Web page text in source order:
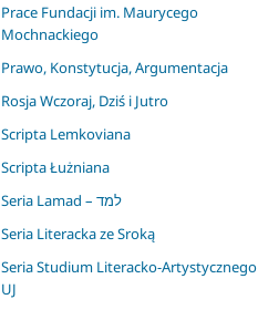
Prace Fundacji im. Maurycego
Mochnackiego
Prawo, Konstytucja, Argumentacja
Rosja Wczoraj, Dziś i Jutro
Scripta Lemkoviana
Scripta Łużniana
Seria Lamad – למד
Seria Literacka ze Sroką
Seria Studium Literacko-Artystycznego
UJ